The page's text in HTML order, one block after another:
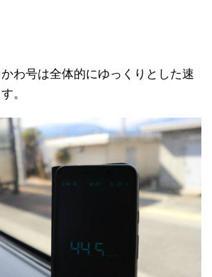
わ号は全体的にゆっくりとした速
。